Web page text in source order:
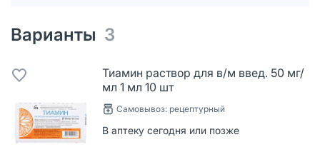
Варианты 3
Тиамин раствор для в/м введ. 50 мг/
мл 1 мл 10 шт
Самовывоз: рецептурный
В аптеку сегодня или позже